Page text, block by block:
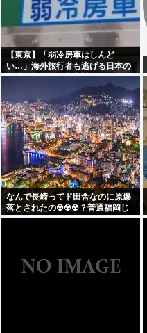
【東京】「弱冷房車はしんど
い…」海外旅行者も逃げる日本の
猛暑、だけど冷房意識は20年前の
なんで長崎ってド田舎なのに原爆
落とされたの☢☢☢？普通福岡じ
ゃないの？